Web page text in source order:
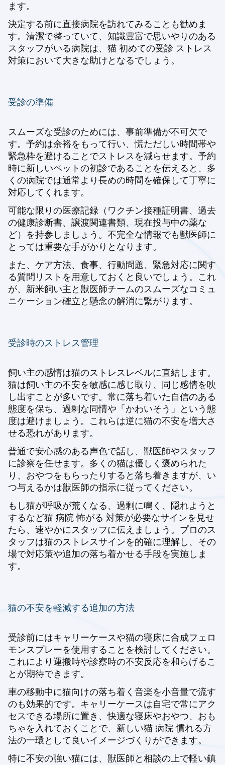
ます。
決定する前に直接病院を訪れてみることも勧めま
す。清潔で整っていて、知識豊富で思いやりのある
スタッフがいる病院は、 猫 初めての受診 ストレス
対策において大きな助けとなるでしょう。
受診の準備
スムーズな受診のためには、事前準備が不可欠で
す。予約は余裕をもって行い、慌ただしい時間帯や
緊急枠を避けることでストレスを減らせます。予約
時に新しいペットの初診であることを伝えると、多
くの病院では通常より長めの時間を確保して丁寧に
対応してくれます。
可能な限りの医療記録（ワクチン接種証明書、過去
の健康診断書、譲渡関連書類、現在投与中の薬な
ど）を持参しましょう。不完全な情報でも獣医師に
とっては重要な手がかりとなります。
また、ケア方法、食事、行動問題、緊急対応に関す
る質問リストを用意しておくと良いでしょう。これ
が、新米飼い主と獣医師チームのスムーズなコミュ
ニケーション確立と懸念の解消に繋がります。
受診時のストレス管理
飼い主の感情は猫のストレスレベルに直結します。
猫は飼い主の不安を敏感に感じ取り、同じ感情を映
し出すことが多いです。常に落ち着いた自信のある
態度を保ち、過剰な同情や「かわいそう」という態
度は避けましょう。これらは逆に猫の不安を増大さ
せる恐れがあります。
普通で安心感のある声色で話し、獣医師やスタッフ
に診察を任せます。多くの猫は優しく褒められた
り、おやつをもらったりすると落ち着きますが、い
つ与えるかは獣医師の指示に従ってください。
もし猫が呼吸が荒くなる、過剰に鳴く、隠れようと
するなど猫 病院 怖がる 対策が必要なサインを見せ
たら、速やかにスタッフに伝えましょう。プロのス
タッフは猫のストレスサインを的確に理解し、その
場で対応策や追加の落ち着かせる手段を実施しま
す。
猫の不安を軽減する追加の方法
受診前にはキャリーケースや猫の寝床に合成フェロ
モンスプレーを使用することを検討してください。
これにより運搬時や診察時の不安反応を和らげるこ
とが期待できます。
車の移動中に猫向けの落ち着く音楽を小音量で流す
のも効果的です。キャリーケースは自宅で常にアク
セスできる場所に置き、快適な寝床やおやつ、おも
ちゃを入れておくことで、 新しい猫 病院 慣れる方
法の一環として良いイメージづくりができます。
特に不安の強い猫には、獣医師と相談の上で軽い鎮